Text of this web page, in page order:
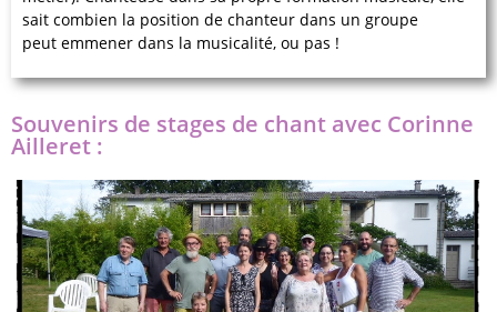
sait combien la position de chanteur dans un groupe
peut emmener dans la musicalité, ou pas !
Souvenirs de stages de chant avec Corinne
Ailleret :